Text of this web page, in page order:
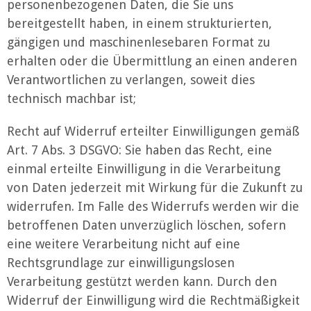
personenbezogenen Daten, die Sie uns
bereitgestellt haben, in einem strukturierten,
gängigen und maschinenlesebaren Format zu
erhalten oder die Übermittlung an einen anderen
Verantwortlichen zu verlangen, soweit dies
technisch machbar ist;
Recht auf Widerruf erteilter Einwilligungen gemäß
Art. 7 Abs. 3 DSGVO: Sie haben das Recht, eine
einmal erteilte Einwilligung in die Verarbeitung
von Daten jederzeit mit Wirkung für die Zukunft zu
widerrufen. Im Falle des Widerrufs werden wir die
betroffenen Daten unverzüglich löschen, sofern
eine weitere Verarbeitung nicht auf eine
Rechtsgrundlage zur einwilligungslosen
Verarbeitung gestützt werden kann. Durch den
Widerruf der Einwilligung wird die Rechtmäßigkeit